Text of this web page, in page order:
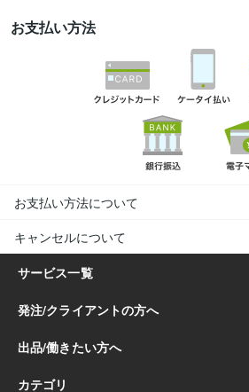
お支払い方法
お支払い方法について
キャンセルについて